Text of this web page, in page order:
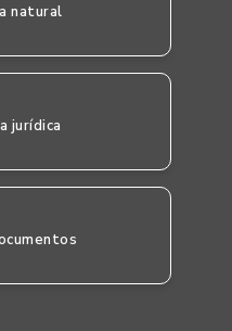
natural
jurídica